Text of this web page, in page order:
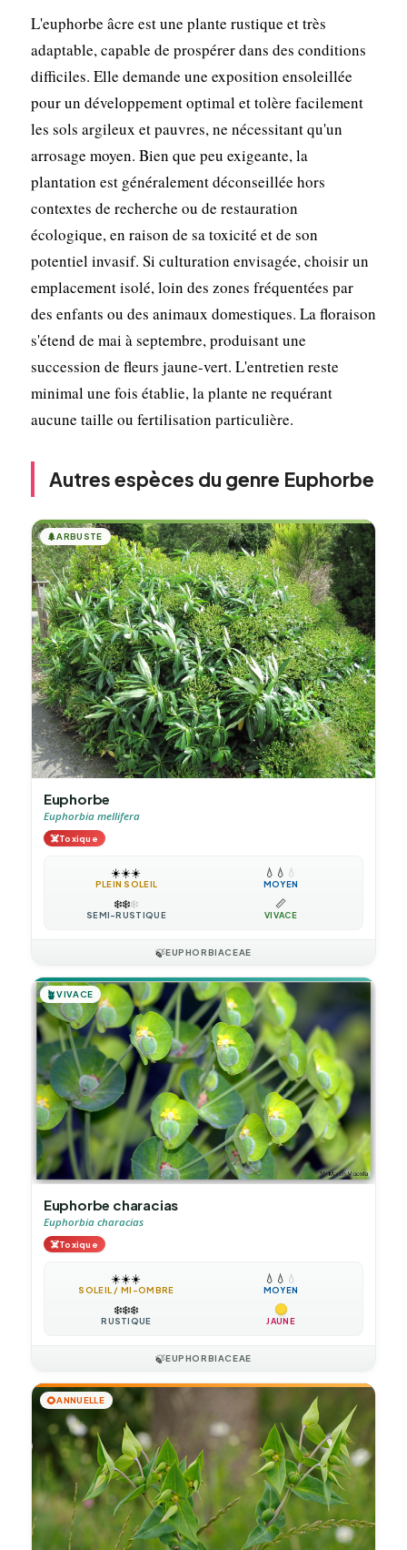
L'euphorbe âcre est une plante rustique et très
adaptable, capable de prospérer dans des conditions
difficiles. Elle demande une exposition ensoleillée
pour un développement optimal et tolère facilement
les sols argileux et pauvres, ne nécessitant qu'un
arrosage moyen. Bien que peu exigeante, la
plantation est généralement déconseillée hors
contextes de recherche ou de restauration
écologique, en raison de sa toxicité et de son
potentiel invasif. Si culturation envisagée, choisir un
emplacement isolé, loin des zones fréquentées par
des enfants ou des animaux domestiques. La floraison
s'étend de mai à septembre, produisant une
succession de fleurs jaune-vert. L'entretien reste
minimal une fois établie, la plante ne requérant
aucune taille ou fertilisation particulière.
Autres espèces du genre Euphorbe
🌲ARBUSTE
Euphorbe
Euphorbia mellifera
☠️Toxique
☀️☀️☀️
PLEIN SOLEIL
💧 💧 💧
MOYEN
❄️❄️❄️
SEMI-RUSTIQUE
📏
VIVACE
🍃EUPHORBIACEAE
🪴VIVACE
Euphorbe characias
Euphorbia characias
☠️Toxique
☀️☀️☀️
SOLEIL / MI-OMBRE
💧 💧 💧
MOYEN
❄️❄️❄️
RUSTIQUE JAUNE
🍃EUPHORBIACEAE
🌻ANNUELLE